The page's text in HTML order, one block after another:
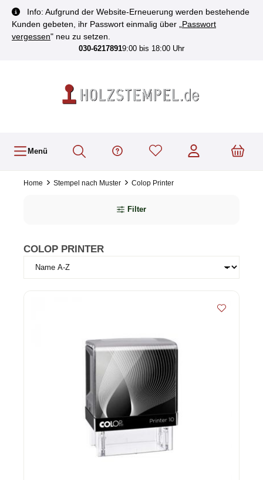
springen
Info: Aufgrund der Website-Erneuerung werden bestehende
Kunden gebeten, ihr Passwort einmalig über „ Passwort
vergessen" neu zu setzen.
030-62178919:00 bis 18:00 Uhr
Menü
Home Stempel nach Muster Colop Printer
Filter
COLOP PRINTER